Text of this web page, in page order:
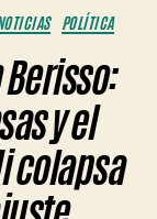
POLÍTICA
y el
colapsa